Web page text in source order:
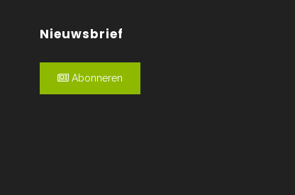
Nieuwsbrief
Abonneren